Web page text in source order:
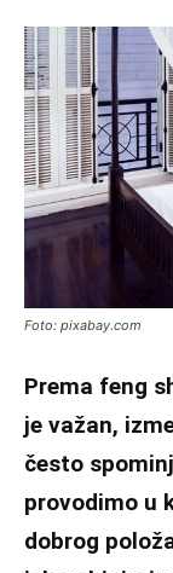
Foto: pixabay.com
Prema feng
je važan,
često
provodimo u
dobrog